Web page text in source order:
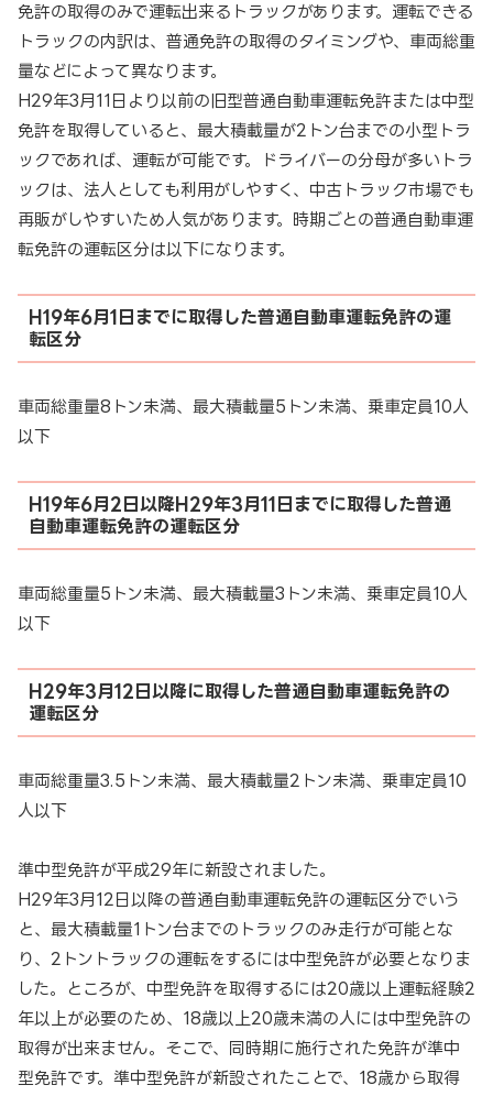
免許の取得のみで運転出来るトラックがあります。運転できる
トラックの内訳は、普通免許の取得のタイミングや、車両総重
量などによって異なります。
H29年3月11日より以前の旧型普通自動車運転免許または中型
免許を取得していると、最大積載量が2トン台までの小型トラ
ックであれば、運転が可能です。ドライバーの分母が多いトラ
ックは、法人としても利用がしやすく、中古トラック市場でも
再販がしやすいため人気があります。時期ごとの普通自動車運
転免許の運転区分は以下になります。
H19年6月1日までに取得した普通自動車運転免許の運
転区分
車両総重量8トン未満、最大積載量5トン未満、乗車定員10人
以下
H19年6月2日以降H29年3月11日までに取得した普通
自動車運転免許の運転区分
車両総重量5トン未満、最大積載量3トン未満、乗車定員10人
以下
H29年3月12日以降に取得した普通自動車運転免許の
運転区分
車両総重量3.5トン未満、最大積載量2トン未満、乗車定員10
人以下
準中型免許が平成29年に新設されました。
H29年3月12日以降の普通自動車運転免許の運転区分でいう
と、最大積載量1トン台までのトラックのみ走行が可能とな
り、2トントラックの運転をするには中型免許が必要となりま
した。ところが、中型免許を取得するには20歳以上運転経験2
年以上が必要のため、18歳以上20歳未満の人には中型免許の
取得が出来ません。そこで、同時期に施行された免許が準中
型免許です。準中型免許が新設されたことで、18歳から取得